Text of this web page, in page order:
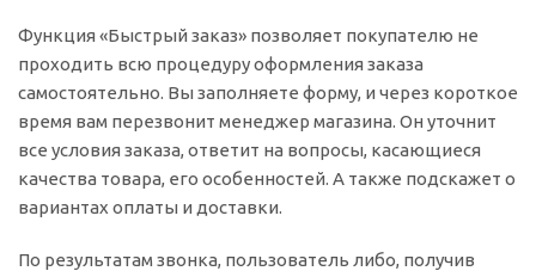
Функция «Быстрый заказ» позволяет покупателю не
проходить всю процедуру оформления заказа
самостоятельно. Вы заполняете форму, и через короткое
время вам перезвонит менеджер магазина. Он уточнит
все условия заказа, ответит на вопросы, касающиеся
качества товара, его особенностей. А также подскажет о
вариантах оплаты и доставки.
По результатам звонка, пользователь либо, получив